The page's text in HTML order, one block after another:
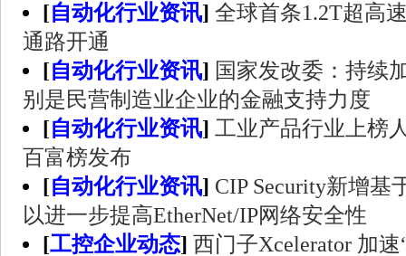
[自动化行业资讯] 全球首条1.2T超高
通路开通
[自动化行业资讯] 国家发改委：持续
别是民营制造业企业的金融支持力度
[自动化行业资讯] 工业产品行业上榜
百富榜发布
[自动化行业资讯] CIP Security新增基
以进一步提高EtherNet/IP网络安全性
[工控企业动态] 西门子Xcelerator 加